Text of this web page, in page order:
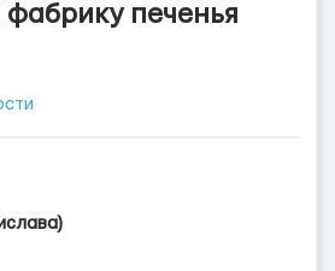
фабрику печенья